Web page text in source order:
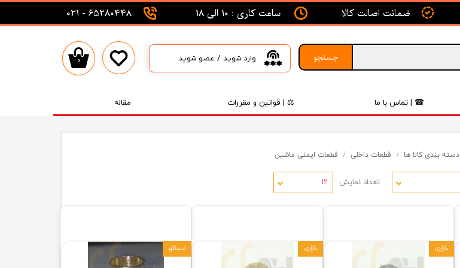
جستجو
☎ | تماس با ما ⚖ | قوانین و مقررات مقاله
ضمانت اصالت کالا ساعت کاری : 10 الی 18 65280448 - 021
۰ وارد شوید / عضو شوید
حساب کاربری من
تغییر گذر واژه
دسته بندی کالا ها قطعات داخلی قطعات ایمنی ماشین
تعداد نمایش ۱۲
بازاری بازاری ایساکو